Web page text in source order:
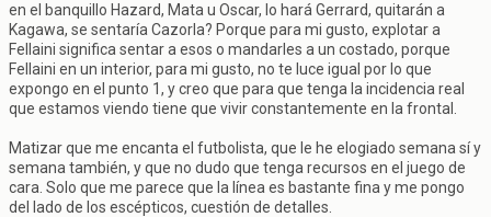
en el banquillo Hazard, Mata u Oscar, lo hará Gerrard, quitarán a
Kagawa, se sentaría Cazorla? Porque para mi gusto, explotar a
Fellaini significa sentar a esos o mandarles a un costado, porque
Fellaini en un interior, para mi gusto, no te luce igual por lo que
expongo en el punto 1, y creo que para que tenga la incidencia real
que estamos viendo tiene que vivir constantemente en la frontal.
Matizar que me encanta el futbolista, que le he elogiado semana sí y
semana también, y que no dudo que tenga recursos en el juego de
cara. Solo que me parece que la línea es bastante fina y me pongo
del lado de los escépticos, cuestión de detalles.